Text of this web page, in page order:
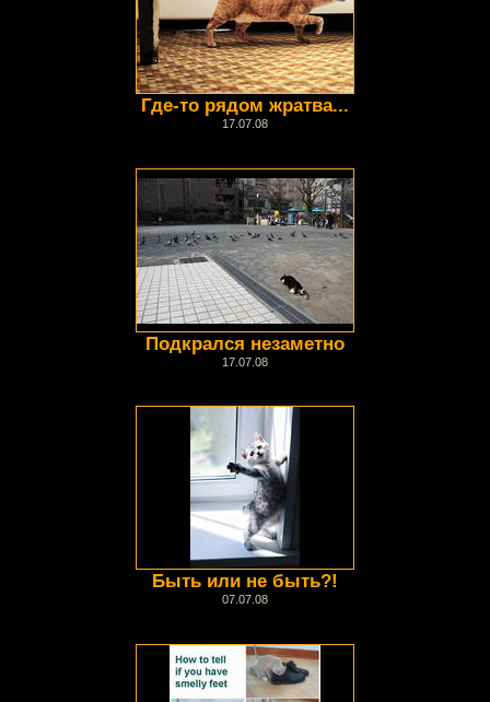
Где-то рядом жратва...
17.07.08
Подкрался незаметно
17.07.08
Быть или не быть?!
07.07.08